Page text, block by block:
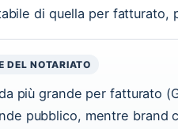
di quella per fatturato,
DEL NOTARIATO
più grande per fatturato
pubblico, mentre brand